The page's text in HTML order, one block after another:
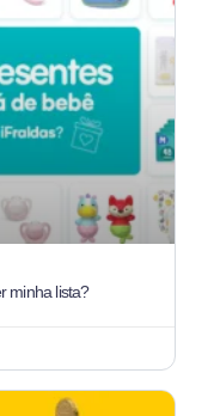
minha lista?